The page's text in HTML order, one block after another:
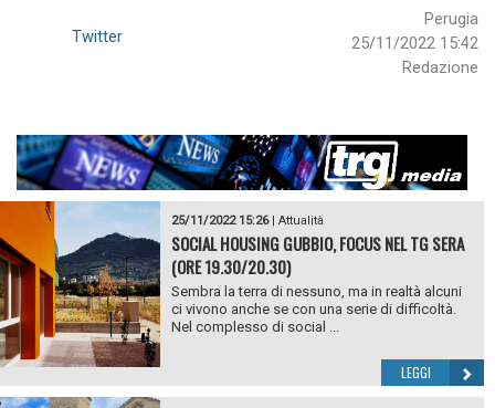
Perugia
25/11/2022 15:42
Redazione
Twitter
25/11/2022 15:26| Attualità
SOCIAL HOUSING GUBBIO, FOCUS NEL TG SERA
(ORE 19.30/20.30)
Sembra la terra di nessuno, ma in realtà alcuni
ci vivono anche se con una serie di difficoltà.
Nel complesso di social ...
LEGGI